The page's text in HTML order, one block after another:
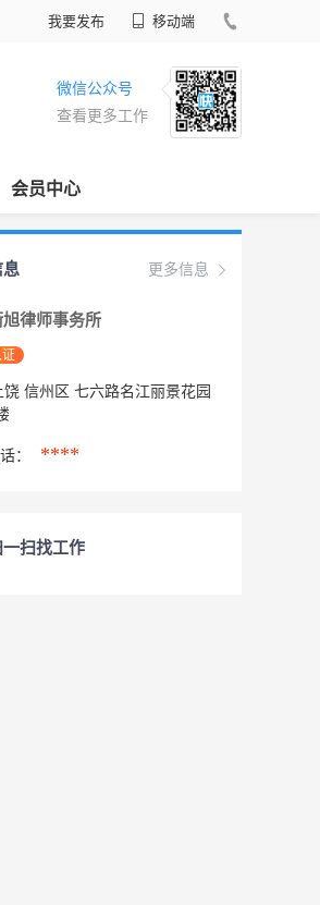
我要发布 移动端
微信公众号
查看更多工作
会员中心
更多信息
律师事务所
饶 信州区 七六路名江丽景花园
： ****
扫找工作